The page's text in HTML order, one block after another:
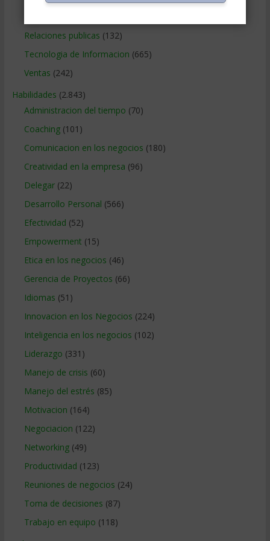
Relaciones publicas (132)
Tecnologia de Informacion (665)
Ventas (242)
Habilidades (2.843)
Administracion del tiempo (70)
Coaching(101)
Comunicacion en los negocios (180)
Creatividad en la empresa (96)
Delegar(22)
Desarrollo Personal (566)
Efectividad (52)
Empowerment (15)
Etica en los negocios (46)
Gerencia de Proyectos (66)
Idiomas (51)
Innovacion en los Negocios (224)
Inteligencia en los negocios (102)
Liderazgo (331)
Manejo de crisis (60)
Manejo del estrés (85)
Motivacion (164)
Negociacion (122)
Networking(49)
Productividad (123)
Reuniones de negocios (24)
Toma de decisiones (87)
Trabajo en equipo (118)